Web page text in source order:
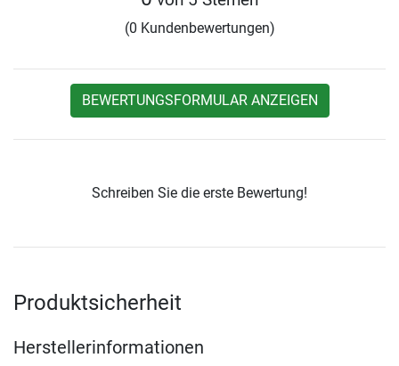
(0 Kundenbewertungen)
BEWERTUNGSFORMULAR ANZEIGEN
Schreiben Sie die erste Bewertung!
Produktsicherheit
Herstellerinformationen